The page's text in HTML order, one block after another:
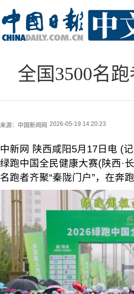
全国3500名
来源： 中国新闻网 2026-05-19 14:20:23
中新网 陕西咸阳5月17日电 (
绿跑中国全民健康大赛(陕西·
名跑者齐聚“秦陇门户”，在奔